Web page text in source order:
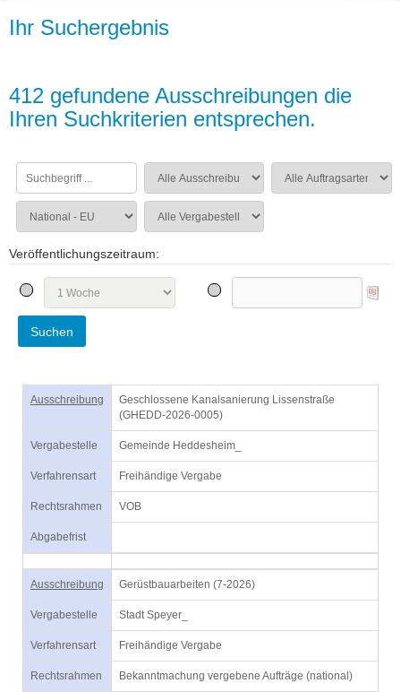
Ihr Suchergebnis
412 gefundene Ausschreibungen die
Ihren Suchkriterien entsprechen.
Veröffentlichungszeitraum:
Ausschreibung
Geschlossene Kanalsanierung Lissenstraße
(GHEDD-2026-0005)
Vergabestelle Gemeinde Heddesheim_
Verfahrensart Freihändige Vergabe
Rechtsrahmen VOB
Abgabefrist
Ausschreibung Gerüstbauarbeiten (7-2026)
Vergabestelle Stadt Speyer_
Verfahrensart Freihändige Vergabe
Rechtsrahmen Bekanntmachung vergebene Aufträge (national)